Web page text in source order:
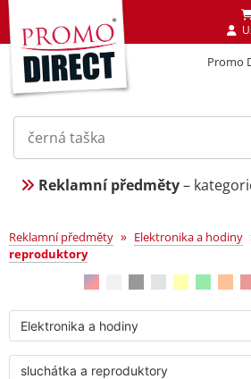
Promo
Reklamní předměty–
sluchátka a
Reklamní předměty » Elektronika a hodiny
reproduktory